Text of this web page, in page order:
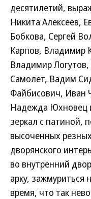
десятилетий,
Никита Алексеев,
Бобкова, Сергей
Карпов, Владимир
Владимир
Самолет, Вадим
Файбисович, Иван
Надежда Юхновец
зеркал с патиной,
высоченных
дворянского
во внутренний
арку, зажмуриться
время, что так